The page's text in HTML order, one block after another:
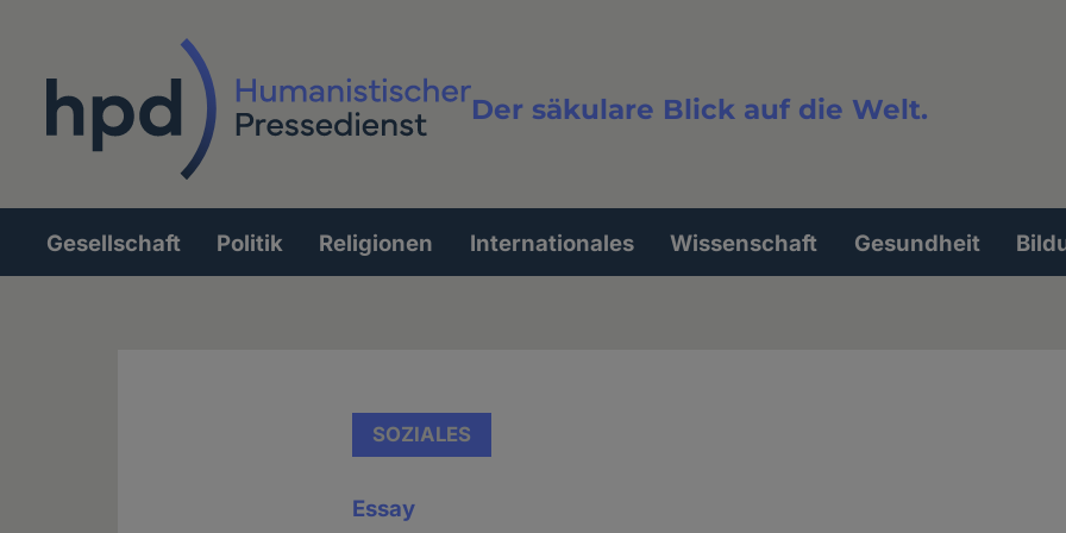
Der säkulare Blick auf die Welt.
Volltextsuche
Hauptnavigation
Gesellschaft Politik Religionen Internationales Wissenschaft Gesundheit
SOZIALES
Essay